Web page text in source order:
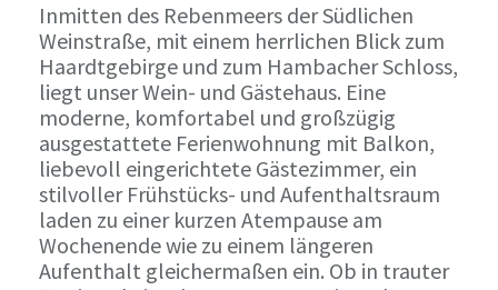
Inmitten des Rebenmeers der Südlichen
Weinstraße, mit einem herrlichen Blick zum
Haardtgebirge und zum Hambacher Schloss,
liegt unser Wein- und Gästehaus. Eine
moderne, komfortabel und großzügig
ausgestattete Ferienwohnung mit Balkon,
liebevoll eingerichtete Gästezimmer, ein
stilvoller Frühstücks- und Aufenthaltsraum
laden zu einer kurzen Atempause am
Wochenende wie zu einem längeren
Aufenthalt gleichermaßen ein. Ob in trauter